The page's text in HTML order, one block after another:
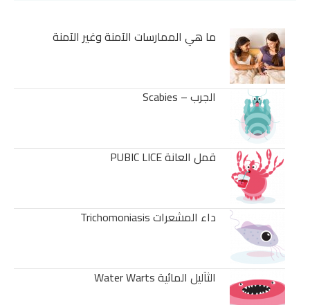
ما هي الممارسات الآمنة وغير الآمنة
الجرب – Scabies
قمل العانة PUBIC LICE
داء المشعرات Trichomoniasis
الثآليل المائية Water Warts